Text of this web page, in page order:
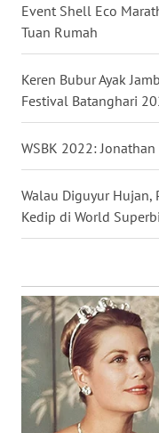
Event Shell Eco
Tuan Rumah
Keren Bubur Ayak
Festival Batanghari
WSBK 2022: Jonathan
Walau Diguyur Hujan,
Kedip di World
KALTARA
WN
WN
KALTIM
WN
SULSEL